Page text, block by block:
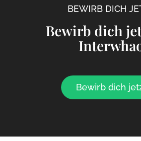
BEWIRB DICH
Bewirb dich
Bewirb dich